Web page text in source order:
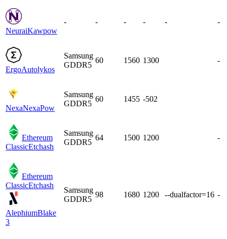
NeuraiKawpow
- - - - - -
ErgoAutolykos
Samsung
GDDR5
60 1560 1300 -
NexaNexaPow
Samsung
GDDR5
60 1455 -502
Ethereum
ClassicEtchash
Samsung
GDDR5
64 1500 1200 -
Ethereum
ClassicEtchash
AlephiumBlake
3
Samsung
GDDR5
98 1680 1200 --dualfactor=16 -